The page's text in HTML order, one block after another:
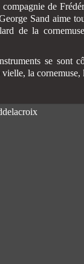
de
Sand aime
de la
se sont
la cornemuse,